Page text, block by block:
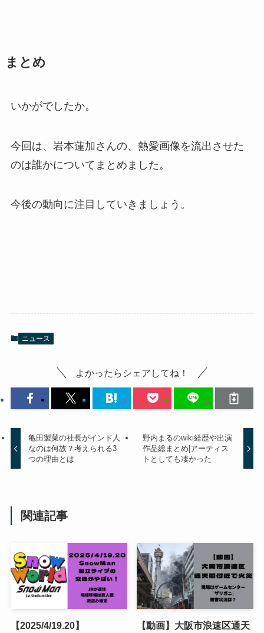
まとめ
いかがでしたか。
今回は、岩本蓮加さんの、熱愛画像を流出させた
のは誰かについてまとめました。
今後の動向に注目していきましょう。
ニュース
よかったらシェアしてね！
亀田製菓の社長がインド人
なのは何故？考えられる3
つの理由とは
野内まるのwiki経歴や出演
作品総まとめ|アーティス
トとしても凄かった
関連記事
【2025/4/19.20】
【動画】大阪市浪速区通天